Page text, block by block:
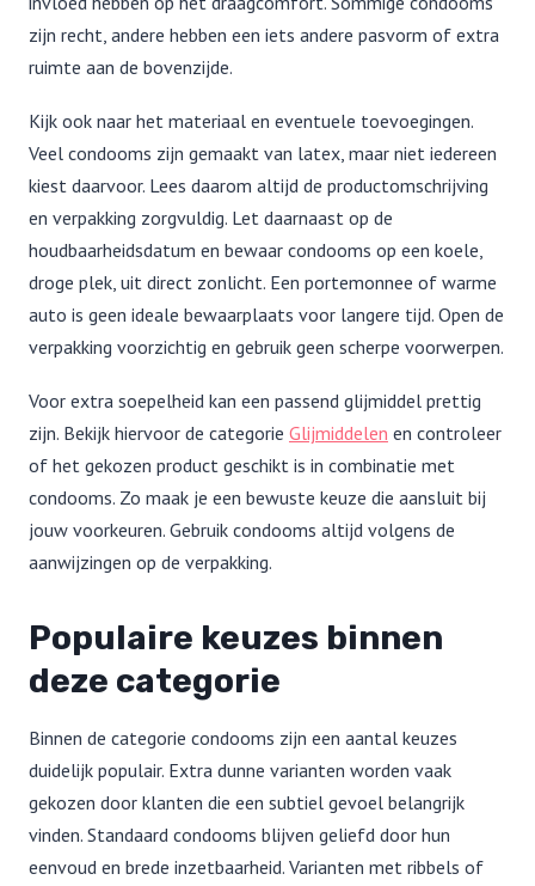
zijn recht, andere hebben een iets andere pasvorm of extra
ruimte aan de bovenzijde.
Kijk ook naar het materiaal en eventuele toevoegingen.
Veel condooms zijn gemaakt van latex, maar niet iedereen
kiest daarvoor. Lees daarom altijd de productomschrijving
en verpakking zorgvuldig. Let daarnaast op de
houdbaarheidsdatum en bewaar condooms op een koele,
droge plek, uit direct zonlicht. Een portemonnee of warme
auto is geen ideale bewaarplaats voor langere tijd. Open de
verpakking voorzichtig en gebruik geen scherpe voorwerpen.
Voor extra soepelheid kan een passend glijmiddel prettig
zijn. Bekijk hiervoor de categorie Glijmiddelen en controleer
of het gekozen product geschikt is in combinatie met
condooms. Zo maak je een bewuste keuze die aansluit bij
jouw voorkeuren. Gebruik condooms altijd volgens de
aanwijzingen op de verpakking.
Populaire keuzes binnen
deze categorie
Binnen de categorie condooms zijn een aantal keuzes
duidelijk populair. Extra dunne varianten worden vaak
gekozen door klanten die een subtiel gevoel belangrijk
vinden. Standaard condooms blijven geliefd door hun
eenvoud en brede inzetbaarheid. Varianten met ribbels of